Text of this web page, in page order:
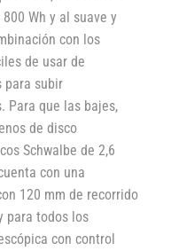
Wh y al suave y
con los
de usar de
para subir
Para que las bajes,
de disco
Schwalbe de 2,6
con una
120 mm de recorrido
para todos los
con control